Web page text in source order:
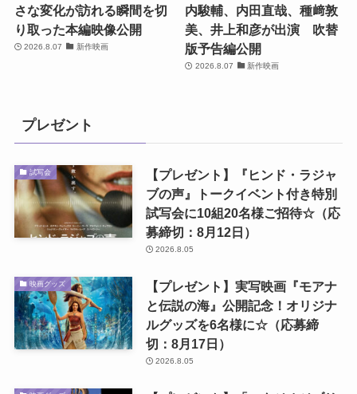
さな変化が訪れる瞬間を切
り取った本編映像公開
2026.8.07 新作映画
内駿輔、内田直哉、種﨑敦
美、井上和彦が出演 吹替
版予告編公開
2026.8.07 新作映画
プレゼント
試写会
【プレゼント】『ヒンド・ラジャ
ブの声』トークイベント付き特別
試写会に10組20名様ご招待☆（応
募締切：8月12日）
2026.8.05
映画グッズ
【プレゼント】実写映画『モアナ
と伝説の海』公開記念！オリジナ
ルグッズを6名様に☆（応募締
切：8月17日）
2026.8.05